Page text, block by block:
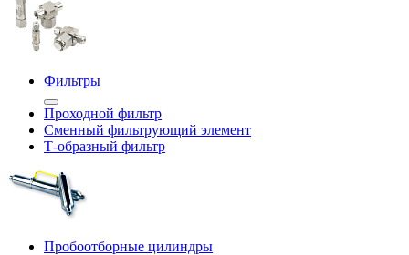
Фильтры
Проходной фильтр
Сменный фильтрующий элемент
Т-образный фильтр
Пробоотборные цилиндры